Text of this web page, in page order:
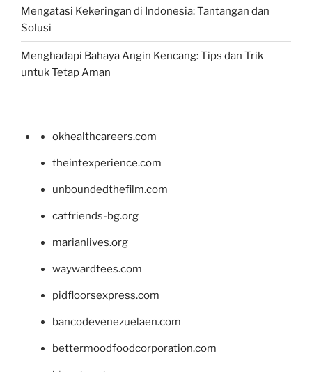
Mengatasi Kekeringan di Indonesia: Tantangan dan
Solusi
Menghadapi Bahaya Angin Kencang: Tips dan Trik
untuk Tetap Aman
okhealthcareers.com
theintexperience.com
unboundedthefilm.com
catfriends-bg.org
marianlives.org
waywardtees.com
pidfloorsexpress.com
bancodevenezuelaen.com
bettermoodfoodcorporation.com